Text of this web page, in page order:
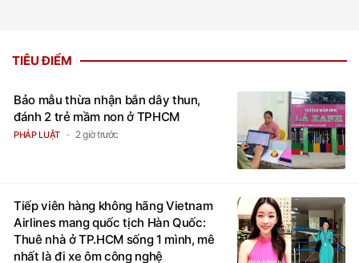
đánh 2 trẻ mầm non ở TPHCM
PHÁP LUẬT 2 giờ trước
Airlines mang quốc tịch Hàn Quốc:
Thuê nhà ở TP.HCM sống 1 mình, mê
nhất là đi xe ôm công nghệ
NETIZEN 2 giờ trước